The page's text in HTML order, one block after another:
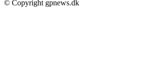
© Copyright gpnews.dk